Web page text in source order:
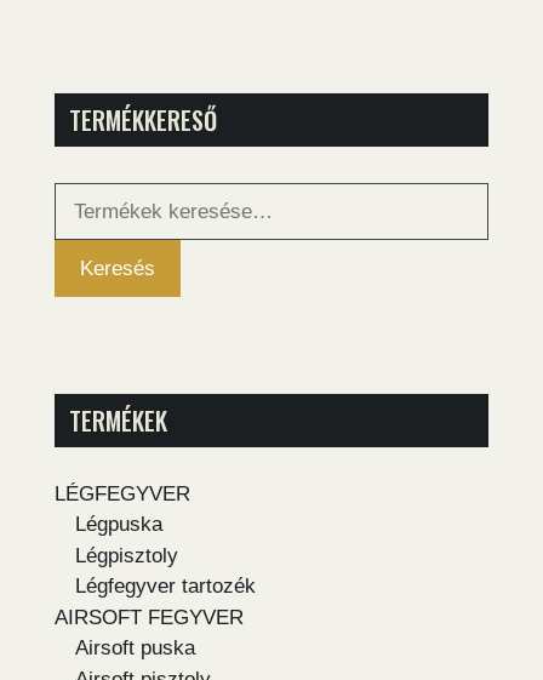
TERMÉKKERESŐ
Keresés
Keresés
TERMÉKEK
LÉGFEGYVER
Légpuska
Légpisztoly
Légfegyver tartozék
AIRSOFT FEGYVER
Airsoft puska